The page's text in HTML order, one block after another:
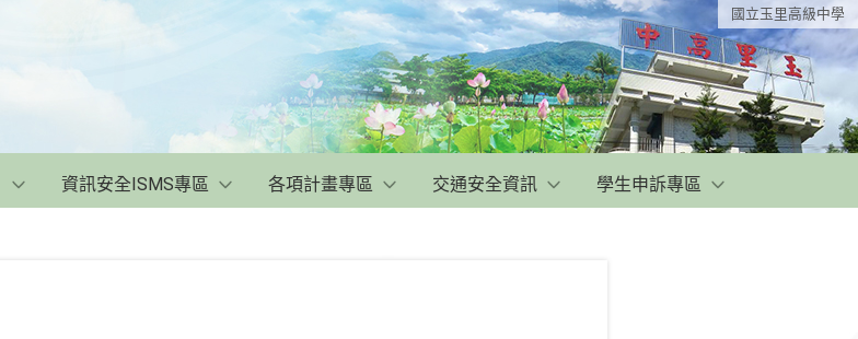
國立玉里高級中學
資訊安全ISMS專區 各項計畫專區 交通安全資訊 學生申訴專區